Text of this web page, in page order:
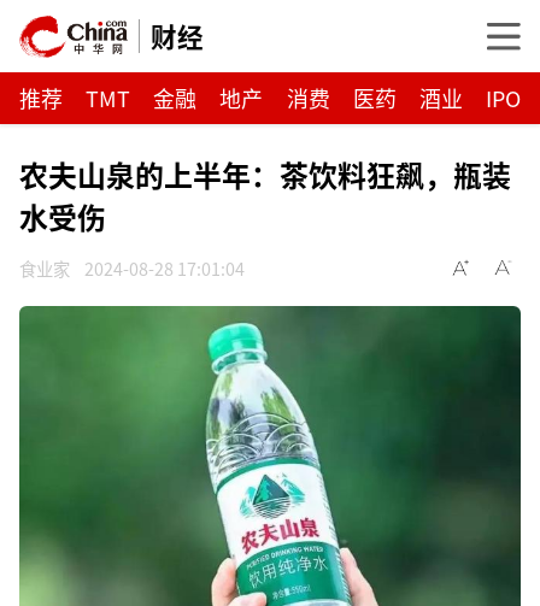
财经
推荐 TMT 金融 地产 消费 医药 酒业 IPO
农夫山泉的上半年：茶饮料狂飙，瓶装
水受伤
食业家 2024-08-28 17:01:04